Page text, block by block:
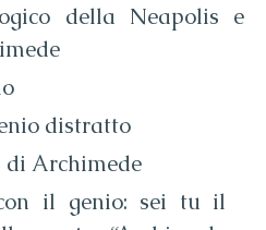
della Neapolis e
distratto
di Archimede
il genio: sei tu il